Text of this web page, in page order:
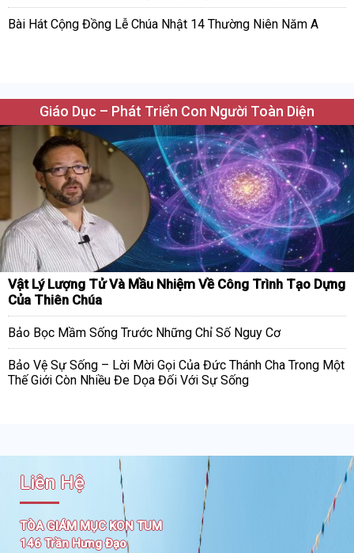
Bài Hát Cộng Đồng Lễ Chúa Nhật 14 Thường Niên Năm A
Giáo Dục – Phát Triển Con Người Toàn Diện
Vật Lý Lượng Tử Và Mầu Nhiệm Về Công Trình Tạo Dựng
Của Thiên Chúa
Bảo Bọc Mầm Sống Trước Những Chỉ Số Nguy Cơ
Bảo Vệ Sự Sống – Lời Mời Gọi Của Đức Thánh Cha Trong Một
Thế Giới Còn Nhiều Đe Dọa Đối Với Sự Sống
Liên Hệ
TÒA GIÁM MỤC KON TUM
146 Trần Hưng Đạo